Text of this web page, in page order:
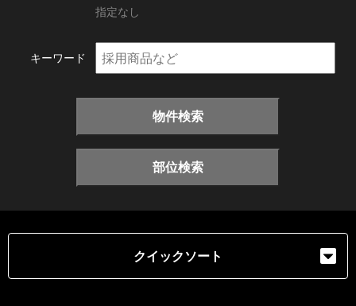
指定なし
キーワード
物件検索
部位検索
クイックソート